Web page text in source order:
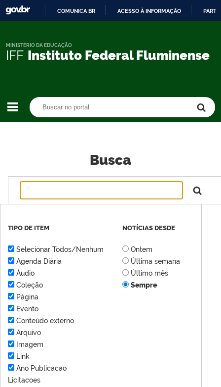
CONTEÚDO
COMUNICA BR ACESSO À INFORMAÇÃO
IFF Instituto Federal Fluminense
MINISTÉRIO DA EDUCAÇÃO
Busca
TIPO DE ITEM
Selecionar Todos/Nenhum
Agenda Diária
Áudio
Coleção
Página
Evento
Conteúdo externo
Arquivo
Imagem
Link
Ano Publicacao
Licitacoes
NOTÍCIAS DESDE
Ontem
Última semana
Último mês
Sempre